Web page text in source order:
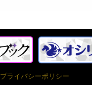
プライバシーポリシー